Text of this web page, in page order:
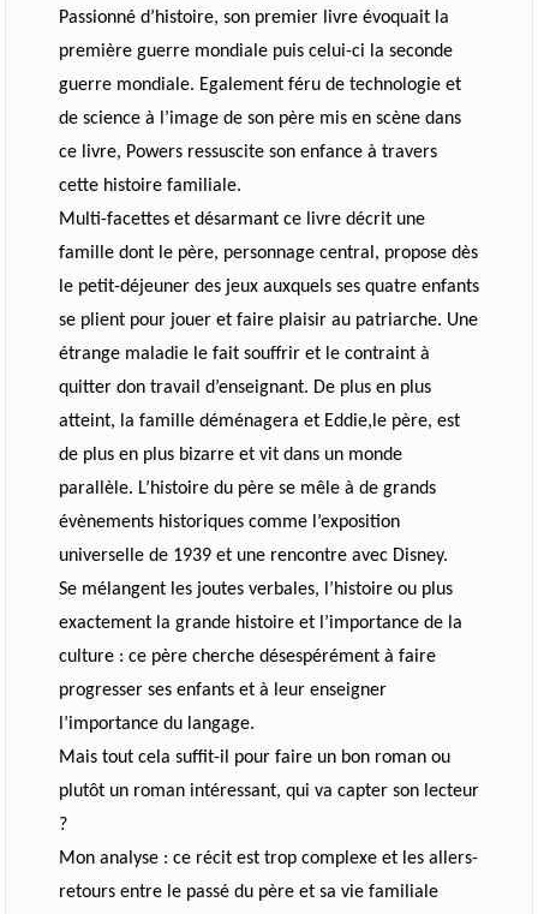
Passionné d’histoire, son premier livre évoquait la
première guerre mondiale puis celui-ci la seconde
guerre mondiale. Egalement féru de technologie et
de science à l’image de son père mis en scène dans
ce livre, Powers ressuscite son enfance à travers
cette histoire familiale.
Multi-facettes et désarmant ce livre décrit une
famille dont le père, personnage central, propose dès
le petit-déjeuner des jeux auxquels ses quatre enfants
se plient pour jouer et faire plaisir au patriarche. Une
étrange maladie le fait souffrir et le contraint à
quitter don travail d’enseignant. De plus en plus
atteint, la famille déménagera et Eddie,le père, est
de plus en plus bizarre et vit dans un monde
parallèle. L’histoire du père se mêle à de grands
évènements historiques comme l’exposition
universelle de 1939 et une rencontre avec Disney.
Se mélangent les joutes verbales, l’histoire ou plus
exactement la grande histoire et l’importance de la
culture : ce père cherche désespérément à faire
progresser ses enfants et à leur enseigner
l’importance du langage.
Mais tout cela suffit-il pour faire un bon roman ou
plutôt un roman intéressant, qui va capter son lecteur
?
Mon analyse : ce récit est trop complexe et les allers-
retours entre le passé du père et sa vie familiale